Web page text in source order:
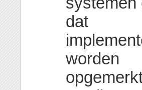
dat
worden